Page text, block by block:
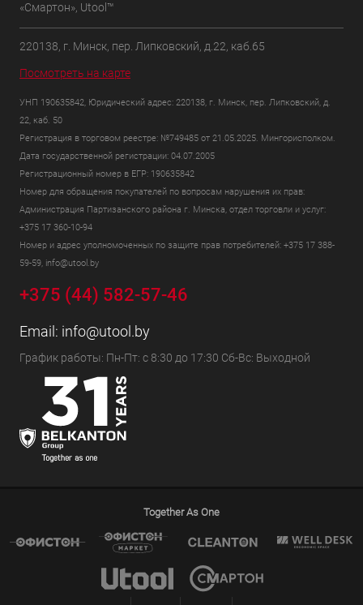
«Смартон», Utool™
220138, г. Минск, пер. Липковский, д.22, каб.65
Посмотреть на карте
УНП 190635842, Юридический адрес: 220138, г. Минск, пер. Липковский, д.
22, каб. 50
Регистрация в торговом реестре: №749485 от 21.05.2025. Мингорисполком.
Дата государственной регистрации: 04.07.2005
Регистрационный номер в ЕГР: 190635842
Номер для обращения покупателей по вопросам нарушения их прав:
Администрация Партизанского района г. Минска, отдел торговли и услуг:
+375 17 360-10-94
Номер и адрес уполномоченных по защите прав потребителей: +375 17 388-
59-59, info@utool.by
+375 (44) 582-57-46
Email: info@utool.by
График работы: Пн-Пт: с 8:30 до 17:30 Сб-Вс: Выходной
Together As One